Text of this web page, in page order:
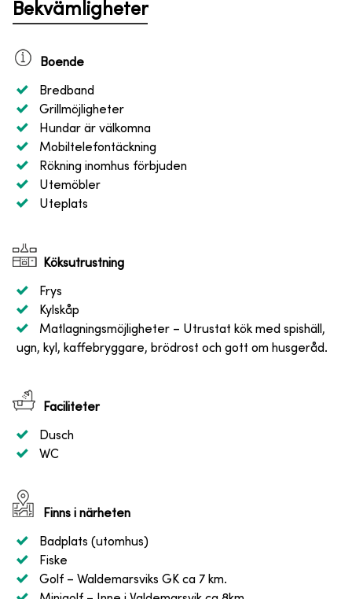
Bekvämligheter
Boende
Bredband
Grillmöjligheter
Hundar är välkomna
Mobiltelefontäckning
Rökning inomhus förbjuden
Utemöbler
Uteplats
Köksutrustning
Frys
Kylskåp
Matlagningsmöjligheter – Utrustat kök med spishäll,
ugn, kyl, kaffebryggare, brödrost och gott om husgeråd.
Faciliteter
Dusch
WC
Finns i närheten
Badplats (utomhus)
Fiske
Golf – Waldemarsviks GK ca 7 km.